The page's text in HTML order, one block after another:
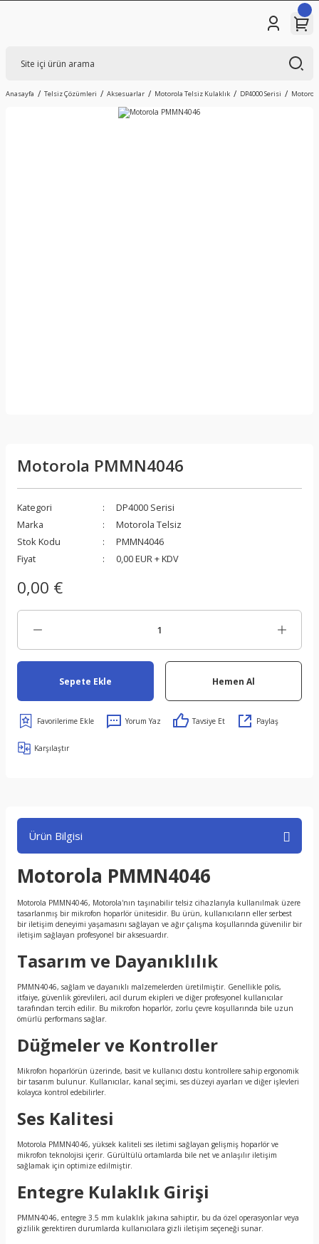
Anasayfa Telsiz Çözümleri Aksesuarlar Motorola Telsiz Kulaklık DP4000 Serisi
Motorola PMMN4046
Kategori
DP4000 Serisi
Marka
Motorola Telsiz
Stok Kodu
PMMN4046
Fiyat
0,00 EUR + KDV
0,00 €
Sepete Ekle Hemen Al
Yorum Yaz Tavsiye Et Paylaş
Karşılaştır
Ürün Bilgisi
Motorola PMMN4046
Motorola PMMN4046, Motorola'nın taşınabilir telsiz cihazlarıyla kullanılmak üzere
tasarlanmış bir mikrofon hoparlör ünitesidir. Bu ürün, kullanıcıların eller serbest
bir iletişim deneyimi yaşamasını sağlayan ve ağır çalışma koşullarında güvenilir bir
iletişim sağlayan profesyonel bir aksesuardır.
Tasarım ve Dayanıklılık
PMMN4046, sağlam ve dayanıklı malzemelerden üretilmiştir. Genellikle polis,
itfaiye, güvenlik görevlileri, acil durum ekipleri ve diğer profesyonel kullanıcılar
tarafından tercih edilir. Bu mikrofon hoparlör, zorlu çevre koşullarında bile uzun
ömürlü performans sağlar.
Düğmeler ve Kontroller
Mikrofon hoparlörün üzerinde, basit ve kullanıcı dostu kontrollere sahip ergonomik
bir tasarım bulunur. Kullanıcılar, kanal seçimi, ses düzeyi ayarları ve diğer işlevleri
kolayca kontrol edebilirler.
Ses Kalitesi
Motorola PMMN4046, yüksek kaliteli ses iletimi sağlayan gelişmiş hoparlör ve
mikrofon teknolojisi içerir. Gürültülü ortamlarda bile net ve anlaşılır iletişim
sağlamak için optimize edilmiştir.
Entegre Kulaklık Girişi
PMMN4046, entegre 3.5 mm kulaklık jakına sahiptir, bu da özel operasyonlar veya
gizlilik gerektiren durumlarda kullanıcılara gizli iletişim seçeneği sunar.